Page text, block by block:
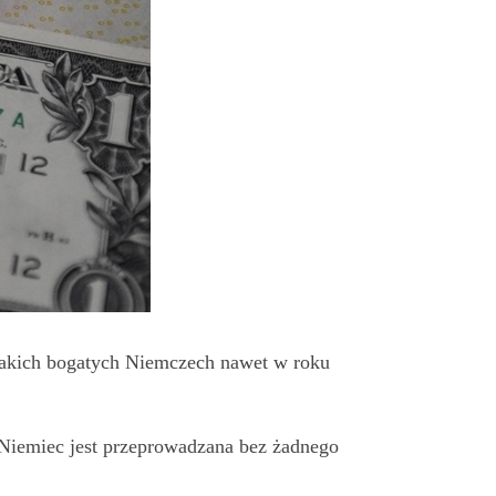
bogatych Niemczech nawet w roku
jest przeprowadzana bez żadnego